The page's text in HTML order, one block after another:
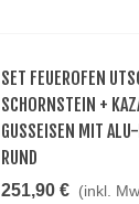
SET FEUEROFEN
SCHORNSTEIN +
GUSSEISEN MIT
RUND
251,90 € (inkl.